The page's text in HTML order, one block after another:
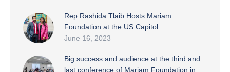
Rep Rashida Tlaib Hosts Mariam
Foundation at the US Capitol
June 16, 2023
Big success and audience at the third and
last conference of Mariam Foundation in